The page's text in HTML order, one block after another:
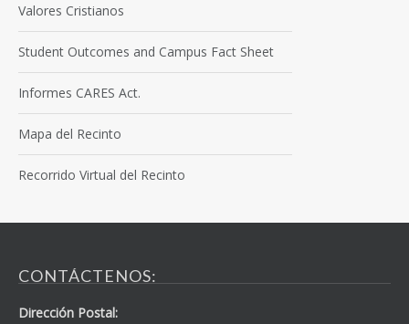
Valores Cristianos
Student Outcomes and Campus Fact Sheet
Informes CARES Act.
Mapa del Recinto
Recorrido Virtual del Recinto
CONTÁCTENOS:
Dirección Postal: